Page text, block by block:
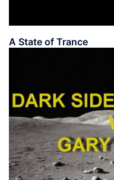
A State of Trance